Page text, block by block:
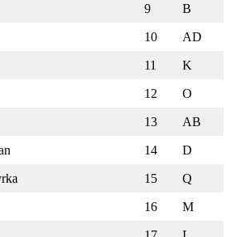
9 B
10 AD
11 K
12 O
13 AB
14 D
15 Q
16 M